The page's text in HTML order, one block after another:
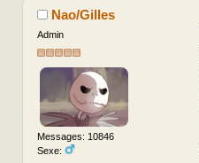
Nao/Gilles
Admin
Messages: 10846
Sexe: